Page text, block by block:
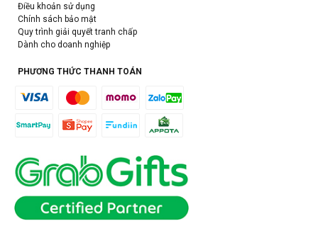
Điều khoản sử dụng
Chính sách bảo mật
Quy trình giải quyết tranh chấp
Dành cho doanh nghiệp
PHƯƠNG THỨC THANH TOÁN